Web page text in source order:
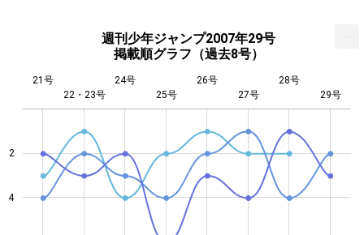
週刊少年ジャンプ2007年29号
掲載順グラフ（過去8号）
4
2
4
21号
22・23号
24号
25号
26号
27号
28号
29号